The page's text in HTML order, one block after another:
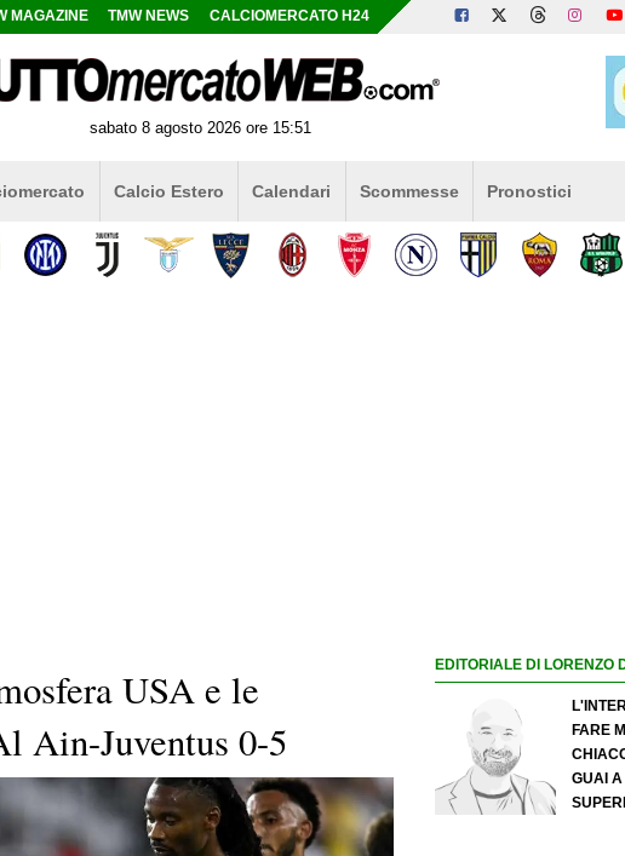
MAGAZINE TMW NEWS CALCIOMERCATO H24
sabato 8 agosto 2026 ore 15:51
Calcio Estero Calendari Scommesse Pronostici
USA e le
Ain-Juventus 0-5
EDITORIALE DI LORENZO
FARE
GUAI